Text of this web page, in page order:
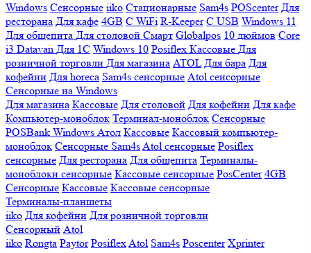
Windows Сенсорные iiko Стационарные Sam4s POScenter Для
ресторана Для кафе 4GB С WiFi R-Keeper С USB Windows 11
Для общепита Для столовой Смарт Globalpos 10 дюймов Core
i3 Datavan Для 1С Windows 10 Posiflex Кассовые Для
розничной торговли Для магазина ATOL Для бара Для
кофейни Для horeca Sam4s сенсорные Atol сенсорные
Сенсорные на Windows
Для магазина Кассовые Для столовой Для кофейни Для кафе
Компьютер-моноблок Терминал-моноблок Сенсорные
POSBank Windows Атол Кассовые Кассовый компьютер-
моноблок Сенсорные Sam4sAtol сенсорные Posiflex
сенсорные Для ресторана Для общепита Терминалы-
моноблоки сенсорные Кассовые сенсорные PosCenter 4GB
Сенсорные Кассовые Кассовые сенсорные
Терминалы-планшеты
iiko Для кофейни Для розничной торговли
Сенсорный Atol
iiko Rongta Paytor PosiflexAtol Sam4s Poscenter Xprinter